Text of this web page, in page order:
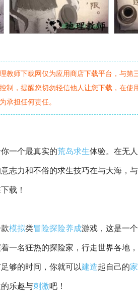
教师下载网仅为应用商店下载平台，与
制，提醒您切勿轻信他人让您下载，在
承担任何责任。
你一个最真实的荒岛求生体验。在无
志力和不俗的求生技巧在与大海，与
载！
模拟类冒险探险养成游戏，这是一
一名狂热的探险家，行走世界各地，
够的时间，你就可以建造起自己的
乐趣与刺激吧！